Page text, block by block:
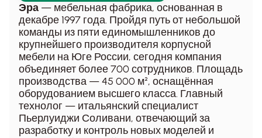
Эра — мебельная фабрика, основанная в
декабре 1997 года. Пройдя путь от небольшой
команды из пяти единомышленников до
крупнейшего производителя корпусной
мебели на Юге России, сегодня компания
объединяет более 700 сотрудников. Площадь
производства — 45 000 м², оснащённая
оборудованием высшего класса. Главный
технолог — итальянский специалист
Пьерлуиджи Соливани, отвечающий за
разработку и контроль новых моделей и